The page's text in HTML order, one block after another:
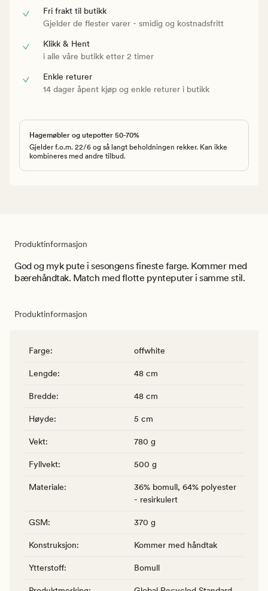
Fri frakt til butikk
Gjelder de flester varer - smidig og kostnadsfritt
Klikk & Hent
i alle våre butikk etter 2 timer
Enkle returer
14 dager åpent kjøp og enkle returer i butikk
Hagemøbler og utepotter 50-70%
Gjelder f.o.m. 22/6 og så langt beholdningen rekker. Kan ikke
kombineres med andre tilbud.
Produktinformasjon
God og myk pute i sesongens fineste farge. Kommer med
bærehåndtak. Match med flotte pynteputer i samme stil.
Produktinformasjon
Farge: offwhite
Lengde: 48 cm
Bredde: 48 cm
Høyde: 5 cm
Vekt: 780 g
Fyllvekt: 500 g
Materiale:
36% bomull, 64% polyester
- resirkulert
GSM: 370 g
Konstruksjon: Kommer med håndtak
Ytterstoff: Bomull